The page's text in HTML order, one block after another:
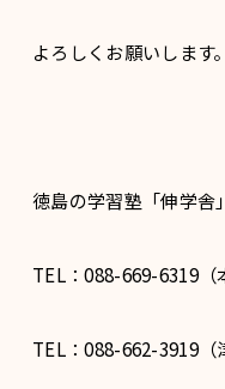
よろしくお願いします。
徳島の学習塾「伸学舎
TEL：088-669-6319（
TEL：088-662-3919（